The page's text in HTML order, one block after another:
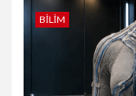
BILIM